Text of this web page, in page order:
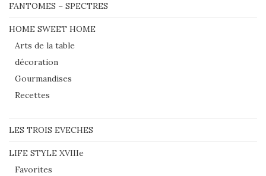
FANTOMES – SPECTRES
HOME SWEET HOME
Arts de la table
décoration
Gourmandises
Recettes
LES TROIS EVECHES
LIFE STYLE XVIIIe
Favorites